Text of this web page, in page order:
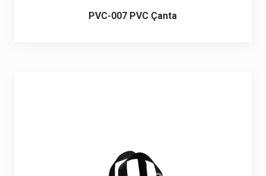
PVC-007 PVC Çanta